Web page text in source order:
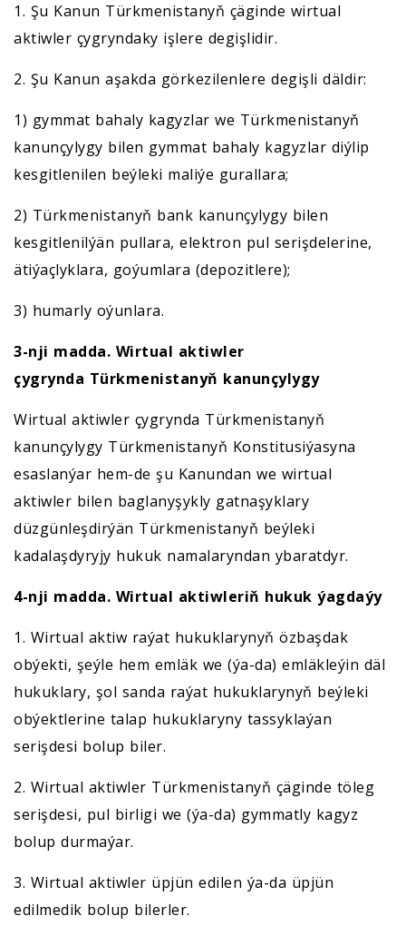
1. Şu Kanun Türkmenistanyň çäginde wirtual
aktiwler çygryndaky işlere degişlidir.
2. Şu Kanun aşakda görkezilenlere degişli däldir:
1) gymmat bahaly kagyzlar we Türkmenistanyň
kanunçylygy bilen gymmat bahaly kagyzlar diýlip
kesgitlenilen beýleki maliýe gurallara;
2) Türkmenistanyň bank kanunçylygy bilen
kesgitlenilýän pullara, elektron pul serişdelerine,
ätiýaçlyklara, goýumlara (depozitlere);
3) humarly oýunlara.
3-nji madda. Wirtual aktiwler
çygrynda Türkmenistanyň kanunçylygy
Wirtual aktiwler çygrynda Türkmenistanyň
kanunçylygy Türkmenistanyň Konstitusiýasyna
esaslanýar hem-de şu Kanundan we wirtual
aktiwler bilen baglanyşykly gatnaşyklary
düzgünleşdirýän Türkmenistanyň beýleki
kadalaşdyryjy hukuk namalaryndan ybaratdyr.
4-nji madda. Wirtual aktiwleriň hukuk ýagdaýy
1. Wirtual aktiw raýat hukuklarynyň özbaşdak
obýekti, şeýle hem emläk we (ýa-da) emläkleýin däl
hukuklary, şol sanda raýat hukuklarynyň beýleki
obýektlerine talap hukuklaryny tassyklaýan
serişdesi bolup biler.
2. Wirtual aktiwler Türkmenistanyň çäginde töleg
serişdesi, pul birligi we (ýa-da) gymmatly kagyz
bolup durmaýar.
3. Wirtual aktiwler üpjün edilen ýa-da üpjün
edilmedik bolup bilerler.